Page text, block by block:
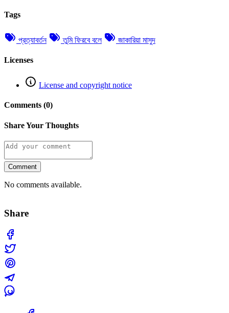
Tags
প্রত্যাবর্তন তুমি ফিরবে বলে জাকারিয়া মাসুদ
Licenses
License and copyright notice
Comments (0)
Share Your Thoughts
Comment
No comments available.
Share